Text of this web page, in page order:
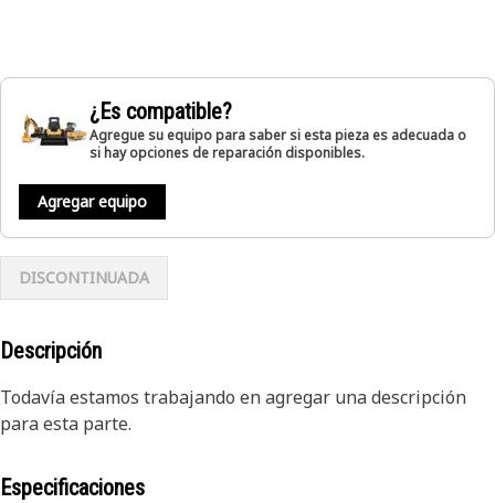
¿Es compatible?
Agregue su equipo para saber si esta pieza es adecuada o
si hay opciones de reparación disponibles.
Agregar equipo
DISCONTINUADA
Descripción
Todavía estamos trabajando en agregar una descripción
para esta parte.
Especificaciones